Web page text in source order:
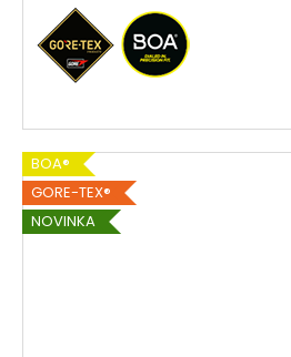
BOA®
GORE-TEX®
NOVINKA